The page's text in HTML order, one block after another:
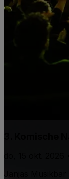
3. Komische